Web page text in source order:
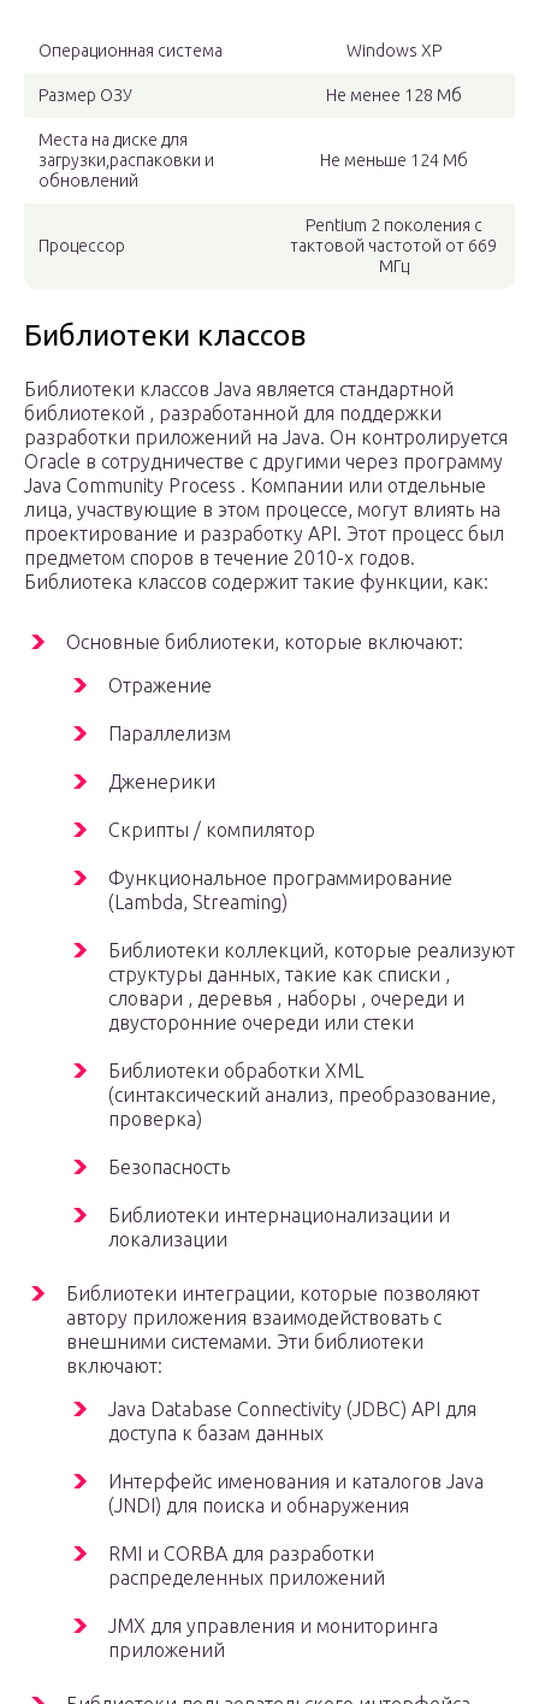
Операционная система Windows XP
Размер ОЗУ Не менее 128 Мб
Места на диске для
загрузки,распаковки и
обновлений
Не меньше 124 Мб
Процессор
Pentium 2 поколения с
тактовой частотой от 669
МГц
Библиотеки классов
Библиотеки классов Java является стандартной
библиотекой , разработанной для поддержки
разработки приложений на Java. Он контролируется
Oracle в сотрудничестве с другими через программу
Java Community Process . Компании или отдельные
лица, участвующие в этом процессе, могут влиять на
проектирование и разработку API. Этот процесс был
предметом споров в течение 2010-х годов.
Библиотека классов содержит такие функции, как:
Основные библиотеки, которые включают:
Отражение
Параллелизм
Дженерики
Скрипты / компилятор
Функциональное программирование
(Lambda, Streaming)
Библиотеки коллекций, которые реализуют
структуры данных, такие как списки ,
словари , деревья , наборы , очереди и
двусторонние очереди или стеки
Библиотеки обработки XML
(синтаксический анализ, преобразование,
проверка)
Безопасность
Библиотеки интернационализации и
локализации
Библиотеки интеграции, которые позволяют
автору приложения взаимодействовать с
внешними системами. Эти библиотеки
включают:
Java Database Connectivity (JDBC) API для
доступа к базам данных
Интерфейс именования и каталогов Java
(JNDI) для поиска и обнаружения
RMI и CORBA для разработки
распределенных приложений
JMX для управления и мониторинга
приложений